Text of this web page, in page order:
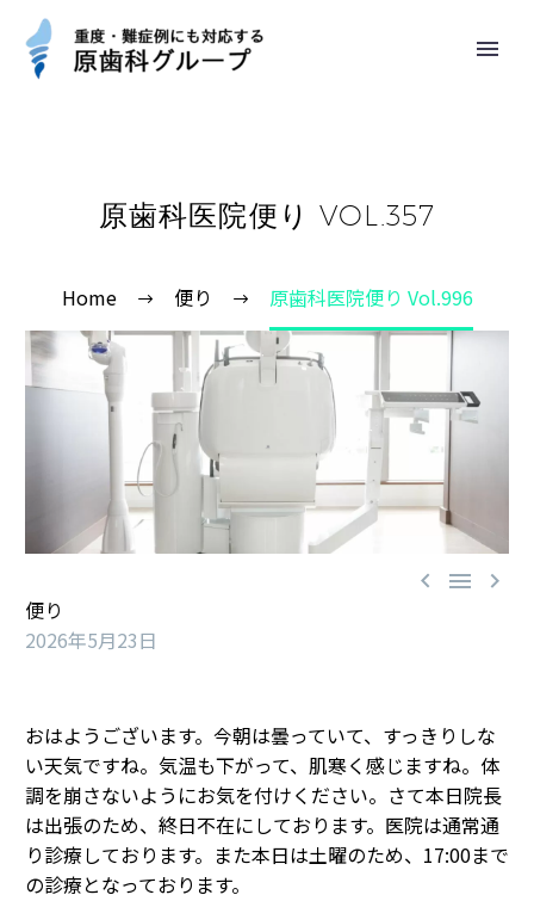
原歯科医院便り VOL.357
Home 便り 原歯科医院便り Vol.996
  
便り
2026年5月23日
おはようございます。今朝は曇っていて、すっきりしな
い天気ですね。気温も下がって、肌寒く感じますね。体
調を崩さないようにお気を付けください。さて本日院長
は出張のため、終日不在にしております。医院は通常通
り診療しております。また本日は土曜のため、17:00まで
の診療となっております。